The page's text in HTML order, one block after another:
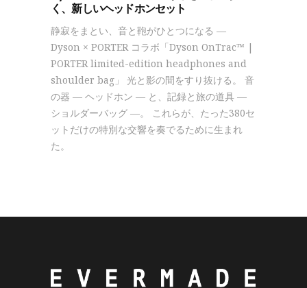
く、新しいヘッドホンセット
静寂をまとい、音と鞄がひとつになる —
Dyson × PORTER コラボ「Dyson OnTrac™ |
PORTER limited-edition headphones and
shoulder bag」 光と影の間をすり抜ける。 音
の器 — ヘッドホン — と、記録と旅の道具 —
ショルダーバッグ —。 これらが、たった380セ
ットだけの特別な交響を奏でるために生まれ
た。